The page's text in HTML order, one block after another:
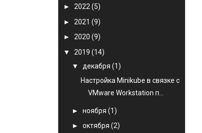
► 2022 (5)
► 2021 (9)
► 2020 (9)
▼ 2019 (14)
▼ декабря (1)
Настройка Minikube в связке с
VMware Workstation п...
► ноября (1)
► октября (2)